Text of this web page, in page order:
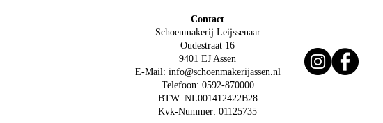
Contact
Schoenmakerij Leijssenaar
Oudestraat 16
9401 EJ Assen
E-Mail: info@schoenmakerijassen.nl
Telefoon: 0592-870000
BTW: NL001412422B28
Kvk-Nummer: 01125735